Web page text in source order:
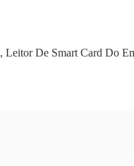
, Leitor De Smart Card Do